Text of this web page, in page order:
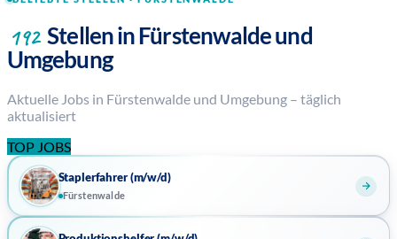
192 Stellen in Fürstenwalde und
Umgebung
Aktuelle Jobs in Fürstenwalde und Umgebung – täglich
aktualisiert
TOP JOBS
Staplerfahrer (m/w/d)
Fürstenwalde